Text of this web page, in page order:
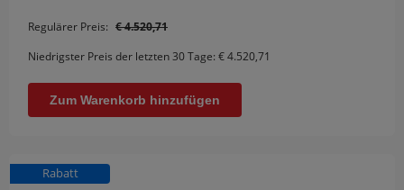
Regulärer Preis: € 4.520,71
Niedrigster Preis der letzten 30 Tage: € 4.520,71
Zum Warenkorb hinzufügen
Rabatt